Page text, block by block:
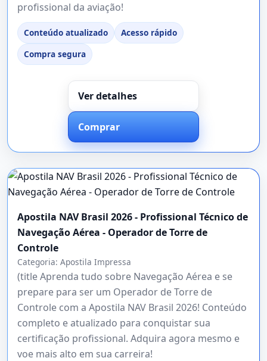
profissional da aviação!
Conteúdo atualizado
Acesso rápido
Compra segura
Ver detalhes
Comprar
Apostila NAV Brasil 2026 - Profissional Técnico de
Navegação Aérea - Operador de Torre de
Controle
Categoria: Apostila Impressa
(title Aprenda tudo sobre Navegação Aérea e se
prepare para ser um Operador de Torre de
Controle com a Apostila NAV Brasil 2026! Conteúdo
completo e atualizado para conquistar sua
certificação profissional. Adquira agora mesmo e
voe mais alto em sua carreira!